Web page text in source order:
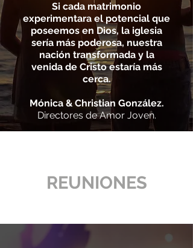
Si cada matrimonio
experimentara el potencial que
poseemos en Dios, la iglesia
sería más poderosa, nuestra
nación transformada y la
venida de Cristo estaría más
cerca.
Mónica & Christian González.
Directores de Amor Joven.
REUNIONES